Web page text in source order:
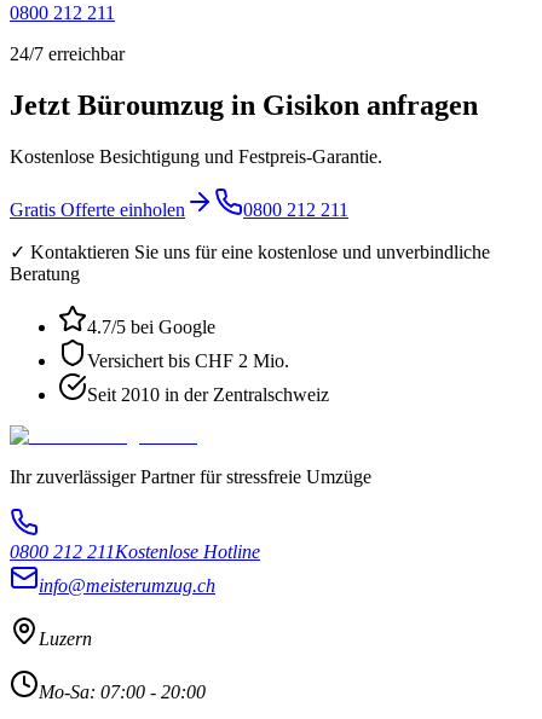
0800 212 211
24/7 erreichbar
Jetzt Büroumzug in Gisikon anfragen
Kostenlose Besichtigung und Festpreis-Garantie.
Gratis Offerte einholen 0800 212 211
✓ Kontaktieren Sie uns für eine kostenlose und unverbindliche
Beratung
4.7/5 bei Google
Versichert bis CHF 2 Mio.
Seit 2010 in der Zentralschweiz
Ihr zuverlässiger Partner für stressfreie Umzüge
0800 212 211Kostenlose Hotline
info@meisterumzug.ch
Luzern
Mo-Sa: 07:00 - 20:00